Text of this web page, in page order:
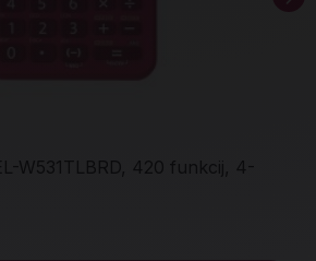
W531TLBRD, 420 funkcij, 4-